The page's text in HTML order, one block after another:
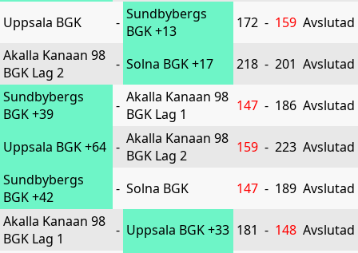
Uppsala BGK - Sundbybergs
BGK+13 172 - 159 Avslutad
Akalla Kanaan 98
BGK Lag 2
- Solna BGK+17 218 - 201 Avslutad
Sundbybergs
BGK+39 - Akalla Kanaan 98
BGK Lag 1
147 - 186 Avslutad
Uppsala BGK+64 - Akalla Kanaan 98
BGK Lag 2
159 - 223 Avslutad
Sundbybergs
BGK+42 - Solna BGK 147 - 189 Avslutad
Akalla Kanaan 98
BGK Lag 1
- Uppsala BGK+33 181 - 148 Avslutad